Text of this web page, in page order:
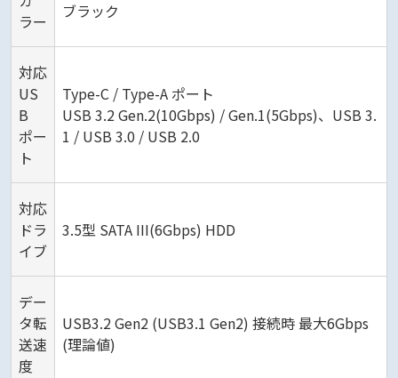
ラー
ブラック
対応
US
B
ポー
ト
Type-C / Type-A ポート
USB 3.2 Gen.2(10Gbps) / Gen.1(5Gbps)、USB 3.
1 / USB 3.0 / USB 2.0
対応
ドラ
イブ
3.5型 SATA III(6Gbps) HDD
デー
タ転
送速
度
USB3.2 Gen2 (USB3.1 Gen2) 接続時 最大6Gbps
(理論値)